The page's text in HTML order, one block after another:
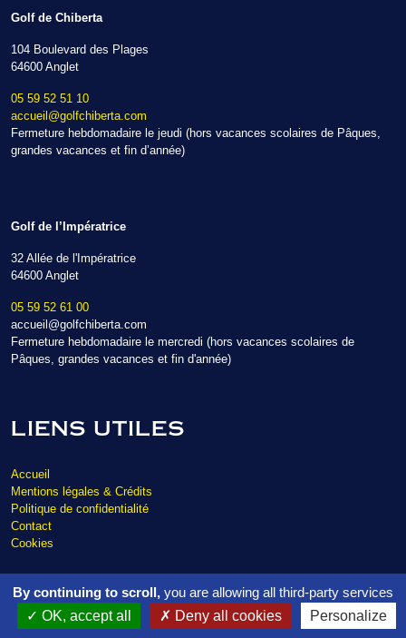
Golf de Chiberta
104 Boulevard des Plages
64600 Anglet
05 59 52 51 10
accueil@golfchiberta.com
Fermeture hebdomadaire le jeudi (hors vacances scolaires de Pâques,
grandes vacances et fin d’année)
Golf de l’Impératrice
32 Allée de l'Impératrice
64600 Anglet
05 59 52 61 00
accueil@golfchiberta.com
Fermeture hebdomadaire le mercredi (hors vacances scolaires de
Pâques, grandes vacances et fin d'année)
LIENS UTILES
Accueil
Mentions légales & Crédits
Politique de confidentialité
Contact
Cookies
Copyright © 2026 - Golf de Chiberta. Tous droits réservés.Réalisationvt-
design2022
By continuing to scroll, you are allowing all third-party services
OK, accept all
Deny all cookies Personalize